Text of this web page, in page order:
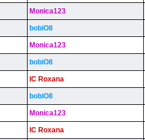
Monica123
bobiO8
Monica123
bobiO8
lC Roxana
bobiO8
Monica123
lC Roxana